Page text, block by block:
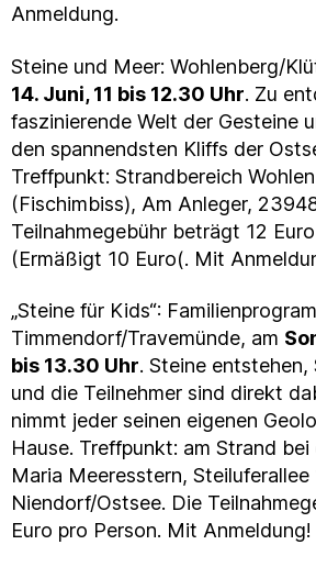
Anmeldung.
Steine und Meer: Wohlenberg/
14. Juni, 11 bis 12.30 Uhr. Zu
faszinierende Welt der Gesteine
den spannendsten Kliffs der
Treffpunkt: Strandbereich
(Fischimbiss), Am Anleger,
Teilnahmegebühr beträgt 12
(Ermäßigt 10 Euro(. Mit
„Steine für Kids“:
Timmendorf/Travemünde, am
bis 13.30 Uhr. Steine entstehen,
und die Teilnehmer sind direkt
nimmt jeder seinen eigenen
Hause. Treffpunkt: am Strand bei
Maria Meeresstern,
Niendorf/Ostsee. Die
Euro pro Person. Mit Anmeldung!